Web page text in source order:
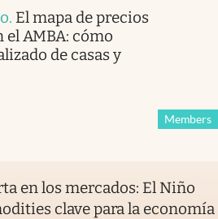
. El mapa de precios
el AMBA: cómo
de casas y
Members
en los mercados: El Niño
clave para la economía